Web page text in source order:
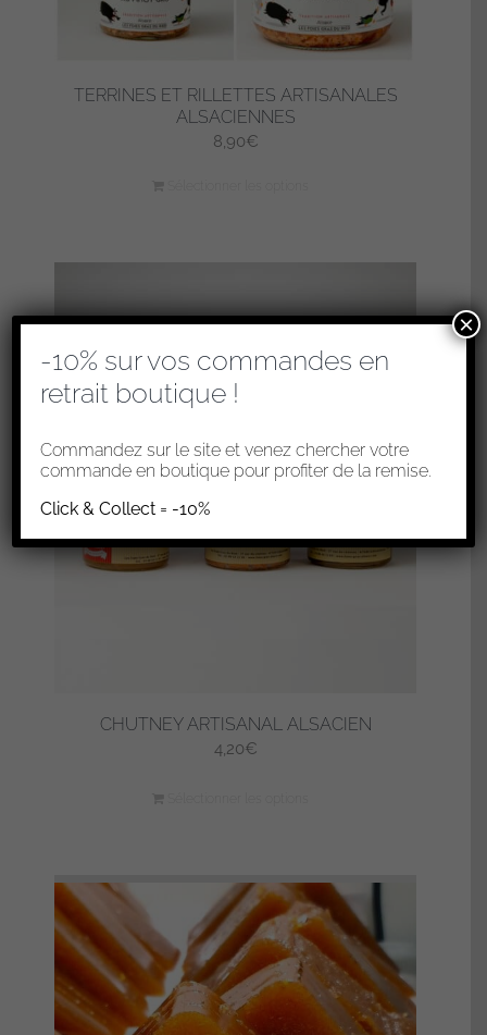
TERRINES ET RILLETTES ARTISANALES
ALSACIENNES
8,90€
CHUTNEY ARTISANAL ALSACIEN
4,20€
-10% sur vos commandes en
retrait boutique !
Commandez sur le site et venez chercher votre
commande en boutique pour profiter de la remise.
Click & Collect = -10%
×